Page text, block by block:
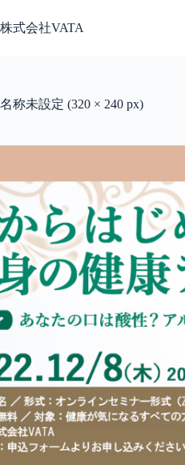
ン
へ
株式会社VATA
名称未設定 (320 × 240 px)